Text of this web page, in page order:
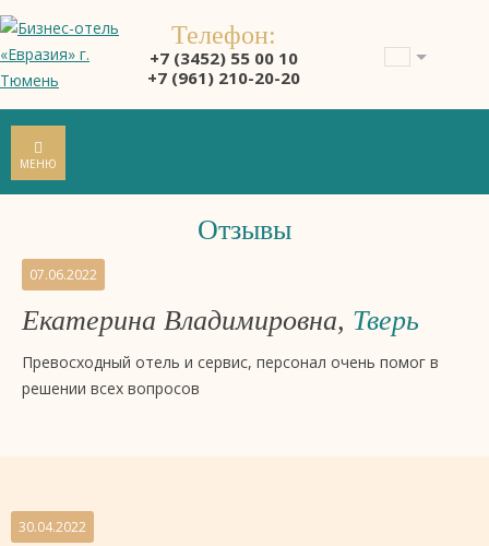
Телефон:
+7 (3452) 55 00 10
+7 (961) 210-20-20
МЕНЮ
Отзывы
Отзывы
на
бизнес-
отель
07.06.2022
Екатерина Владимировна, Тверь
Превосходный отель и сервис, персонал очень помог в
решении всех вопросов
30.04.2022